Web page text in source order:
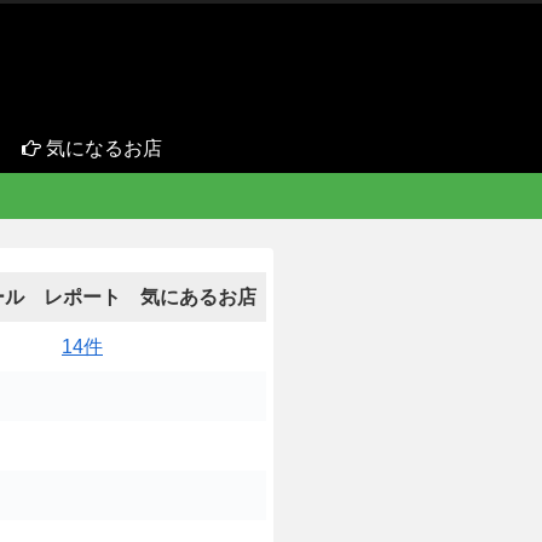
気になるお店
ル レポート 気にあるお店
14件